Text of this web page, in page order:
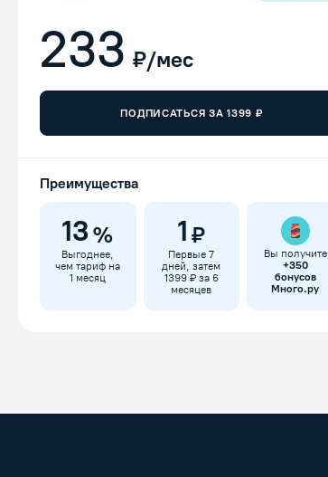
233 ₽/мес
ПОДПИСАТЬСЯ ЗА1399 ₽
Преимущества
13 %
Выгоднее,
чем тариф на
1 месяц
1 ₽
Первые 7
дней, затем
1399 ₽ за 6
месяцев
Вы получите
+350
бонусов
Много.ру